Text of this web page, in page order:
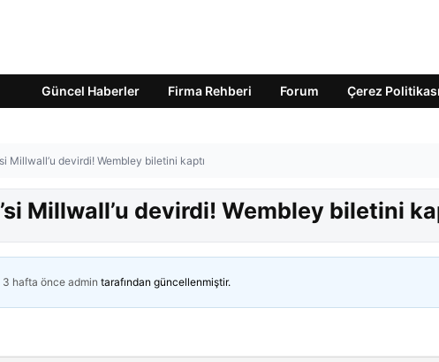
Güncel Haberler Firma Rehberi Forum Çerez Politikası
Millwall’u devirdi! Wembley biletini kaptı
Millwall’u devirdi! Wembley biletini
3 hafta önceadmin tarafından güncellenmiştir.